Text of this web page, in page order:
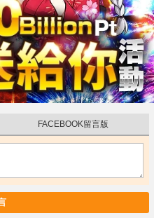
FACEBOOK留言版